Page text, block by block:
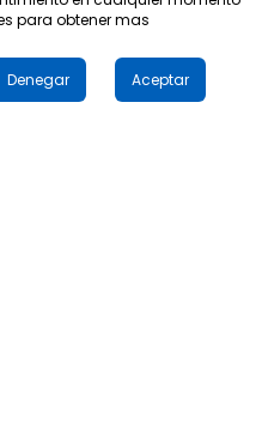
para obtener mas
Denegar Aceptar